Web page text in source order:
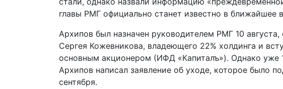
главы РМГ официально станет известно в ближайшее
Архипов был назначен руководителем РМГ 10
Сергея Кожевникова, владеющего 22% холдинга и
основным акционером (ИФД «Капиталъ»). Однако уже
Архипов написал заявление об уходе, которое было
сентября.